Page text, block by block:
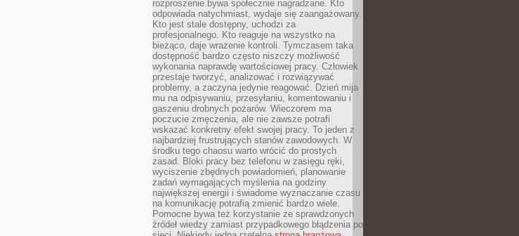
rozproszenie bywa społecznie nagradzane. Kto
odpowiada natychmiast, wydaje się zaangażowany.
Kto jest stale dostępny, uchodzi za
profesjonalnego. Kto reaguje na wszystko na
bieżąco, daje wrażenie kontroli. Tymczasem taka
dostępność bardzo często niszczy możliwość
wykonania naprawdę wartościowej pracy. Człowiek
przestaje tworzyć, analizować i rozwiązywać
problemy, a zaczyna jedynie reagować. Dzień mija
mu na odpisywaniu, przesyłaniu, komentowaniu i
gaszeniu drobnych pożarów. Wieczorem ma
poczucie zmęczenia, ale nie zawsze potrafi
wskazać konkretny efekt swojej pracy. To jeden z
najbardziej frustrujących stanów zawodowych. W
środku tego chaosu warto wrócić do prostych
zasad. Bloki pracy bez telefonu w zasięgu ręki,
wyciszenie zbędnych powiadomień, planowanie
zadań wymagających myślenia na godziny
największej energii i świadome wyznaczanie czasu
na komunikację potrafią zmienić bardzo wiele.
Pomocne bywa też korzystanie ze sprawdzonych
źródeł wiedzy zamiast przypadkowego błądzenia po